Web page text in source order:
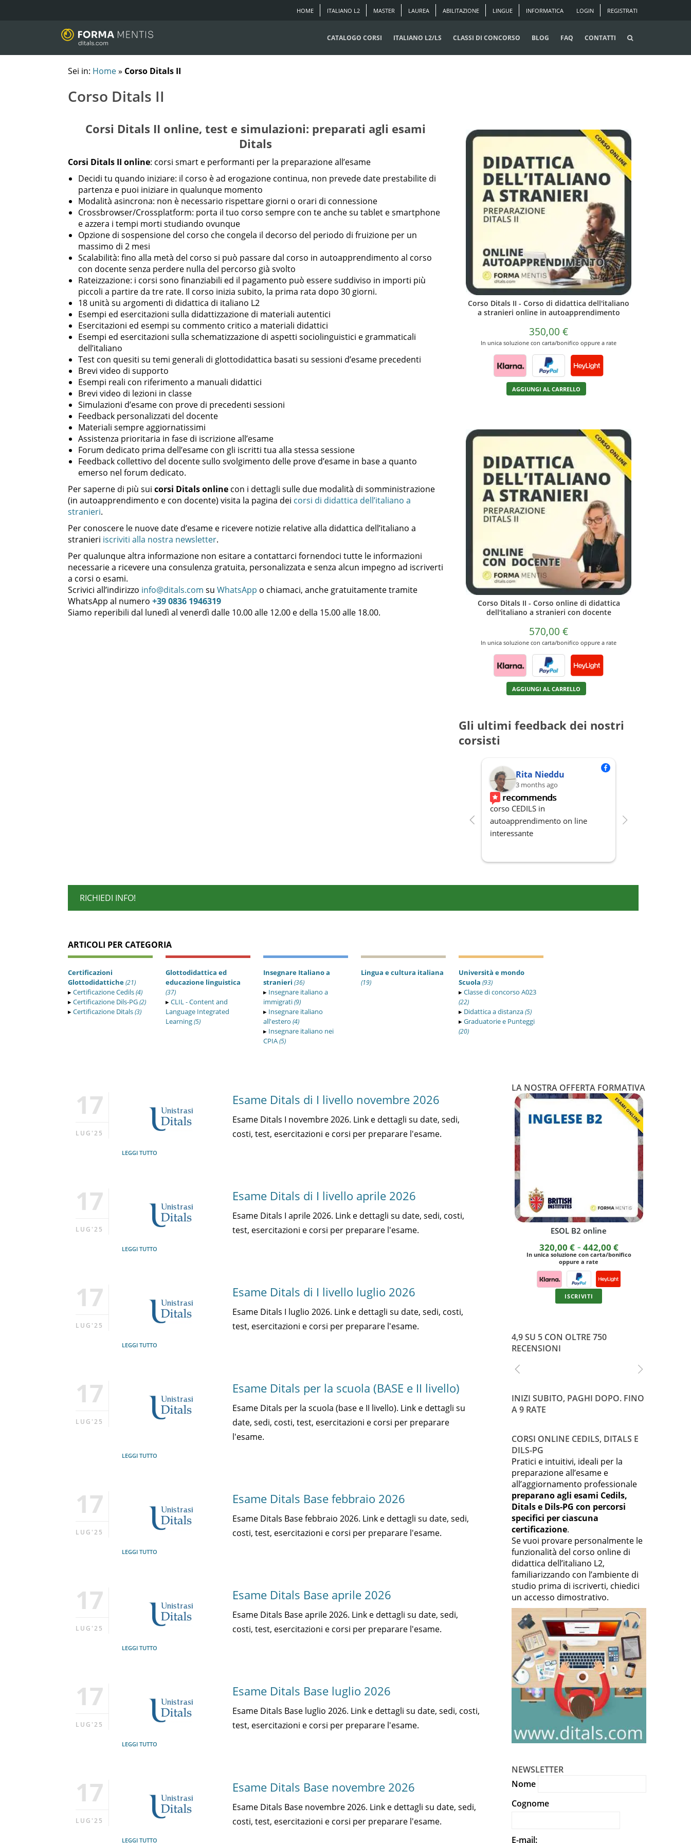
LOGIN REGISTRATI
HOME ITALIANO L2 MASTER LAUREA ABILITAZIONE LINGUE INFORMATICA
CATALOGO CORSI ITALIANO L2/LS CLASSI DI CONCORSO BLOG FAQ CONTATTI
Sei in: Home» Corso Ditals II
Corso Ditals II
Corsi Ditals II online, test e simulazioni: preparati agli esami
Ditals
Corsi Ditals II online: corsi smart e performanti per la preparazione all’esame
Decidi tu quando iniziare: il corso è ad erogazione continua, non prevede date prestabilite di
partenza e puoi iniziare in qualunque momento
Modalità asincrona: non è necessario rispettare giorni o orari di connessione
Crossbrowser/Crossplatform: porta il tuo corso sempre con te anche su tablet e smartphone
e azzera i tempi morti studiando ovunque
Opzione di sospensione del corso che congela il decorso del periodo di fruizione per un
massimo di 2 mesi
Scalabilità: fino alla metà del corso si può passare dal corso in autoapprendimento al corso
con docente senza perdere nulla del percorso già svolto
Rateizzazione: i corsi sono finanziabili ed il pagamento può essere suddiviso in importi più
piccoli a partire da tre rate. Il corso inizia subito, la prima rata dopo 30 giorni.
18 unità su argomenti di didattica di italiano L2
Esempi ed esercitazioni sulla didattizzazione di materiali autentici
Esercitazioni ed esempi su commento critico a materiali didattici
Esempi ed esercitazioni sulla schematizzazione di aspetti sociolinguistici e grammaticali
dell’italiano
Test con quesiti su temi generali di glottodidattica basati su sessioni d’esame precedenti
Brevi video di supporto
Esempi reali con riferimento a manuali didattici
Brevi video di lezioni in classe
Simulazioni d’esame con prove di precedenti sessioni
Feedback personalizzati del docente
Materiali sempre aggiornatissimi
Assistenza prioritaria in fase di iscrizione all’esame
Forum dedicato prima dell’esame con gli iscritti tua alla stessa sessione
Feedback collettivo del docente sullo svolgimento delle prove d’esame in base a quanto
emerso nel forum dedicato.
Per saperne di più sui corsi Ditals online con i dettagli sulle due modalità di somministrazione
(in autoapprendimento e con docente) visita la pagina dei corsi di didattica dell’italiano a
stranieri.
Per conoscere le nuove date d’esame e ricevere notizie relative alla didattica dell’italiano a
stranieri iscriviti alla nostra newsletter.
Per qualunque altra informazione non esitare a contattarci fornendoci tutte le informazioni
necessarie a ricevere una consulenza gratuita, personalizzata e senza alcun impegno ad iscriverti
a corsi o esami.
Scrivici all’indirizzo info@ditals.com su WhatsApp o chiamaci, anche gratuitamente tramite
WhatsApp al numero +39 0836 1946319
Siamo reperibili dal lunedì al venerdì dalle 10.00 alle 12.00 e della 15.00 alle 18.00.
Corso Ditals II - Corso di didattica dell'italiano
a stranieri online in autoapprendimento
350,00 €
In unica soluzione con carta/bonifico oppure a rate
AGGIUNGI AL CARRELLO
Corso Ditals II - Corso online di didattica
dell'italiano a stranieri con docente
570,00 €
In unica soluzione con carta/bonifico oppure a rate
AGGIUNGI AL CARRELLO
Gli ultimi feedback dei nostri
corsisti
Rita Nieddu
3 months ago
recommends
corso CEDILS in
autoapprendimento on line
interessante
RICHIEDI INFO!
ARTICOLI PER CATEGORIA
Certificazioni
Glottodidattiche(21)
▸Certificazione Cedils(4)
▸Certificazione Dils-PG(2)
▸Certificazione Ditals(3)
Glottodidattica ed
educazione linguistica
(37)
▸CLIL - Content and
Language Integrated
Learning(5)
Insegnare Italiano a
stranieri (36)
▸ Insegnare italiano a
immigrati(9)
▸ Insegnare italiano
all'estero (4)
▸ Insegnare italiano nei
CPIA(5)
Lingua e cultura italiana
(19)
Università e mondo
Scuola (93)
▸Classe di concorso A023
(22)
▸ Didattica a distanza(5)
▸Graduatorie e Punteggi
(20)
17
LUG'25
Esame Ditals di I livello novembre 2026
Esame Ditals I novembre 2026. Link e dettagli su date, sedi,
costi, test, esercitazioni e corsi per preparare l'esame.
LEGGI TUTTO
17
LUG'25
Esame Ditals di I livello aprile 2026
Esame Ditals I aprile 2026. Link e dettagli su date, sedi, costi,
test, esercitazioni e corsi per preparare l'esame.
LEGGI TUTTO
17
LUG'25
Esame Ditals di I livello luglio 2026
Esame Ditals I luglio 2026. Link e dettagli su date, sedi, costi,
test, esercitazioni e corsi per preparare l'esame.
LEGGI TUTTO
17
LUG'25
Esame Ditals per la scuola (BASE e II livello)
Esame Ditals per la scuola (base e II livello). Link e dettagli su
date, sedi, costi, test, esercitazioni e corsi per preparare
l'esame.
LEGGI TUTTO
17
LUG'25
Esame Ditals Base febbraio 2026
Esame Ditals Base febbraio 2026. Link e dettagli su date, sedi,
costi, test, esercitazioni e corsi per preparare l'esame.
LEGGI TUTTO
17
LUG'25
Esame Ditals Base aprile 2026
Esame Ditals Base aprile 2026. Link e dettagli su date, sedi,
costi, test, esercitazioni e corsi per preparare l'esame.
LEGGI TUTTO
17
LUG'25
Esame Ditals Base luglio 2026
Esame Ditals Base luglio 2026. Link e dettagli su date, sedi, costi,
test, esercitazioni e corsi per preparare l'esame.
LEGGI TUTTO
17
LUG'25
Esame Ditals Base novembre 2026
Esame Ditals Base novembre 2026. Link e dettagli su date, sedi,
costi, test, esercitazioni e corsi per preparare l'esame.
LEGGI TUTTO
LA NOSTRA OFFERTA FORMATIVA
ESOL B2 online
320,00 € - 442,00 €Fascia
di
prezzo:
da
In unica soluzione con carta/bonifico
oppure a rate
ISCRIVITI
4,9 SU 5 CON OLTRE 750
RECENSIONI
INIZI SUBITO, PAGHI DOPO. FINO
A 9 RATE
CORSI ONLINE CEDILS, DITALS E
DILS-PG
Pratici e intuitivi, ideali per la
preparazione all’esame e
all’aggiornamento professionale
preparano agli esami Cedils,
Ditals e Dils-PG con percorsi
specifici per ciascuna
certificazione.
Se vuoi provare personalmente le
funzionalità del corso online di
didattica dell’italiano L2,
familiarizzando con l’ambiente di
studio prima di iscriverti, chiedici
un accesso dimostrativo.
NEWSLETTER
Nome
Cognome
E-mail: